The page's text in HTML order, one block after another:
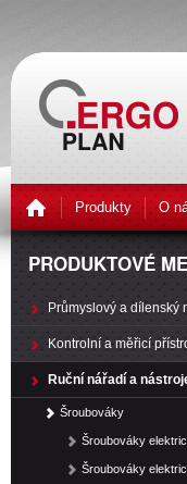
Produkty O
PRODUKTOVÉ
Průmyslový a dílenský
Kontrolní a měřicí
Ruční nářadí a
Šroubováky
Šroubováky
Šroubováky